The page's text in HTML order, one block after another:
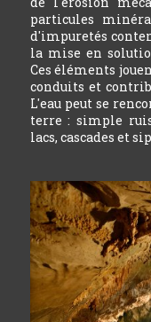
particules
d'impuretés
la mise en
Ces éléments
conduits et
L'eau peut se
terre : simple
lacs, cascades et